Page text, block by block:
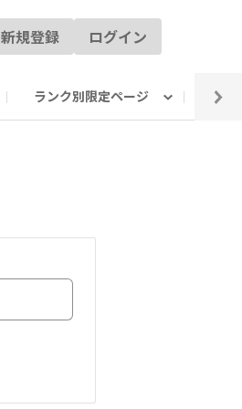
新規登録 ログイン
ランク別限定ページ